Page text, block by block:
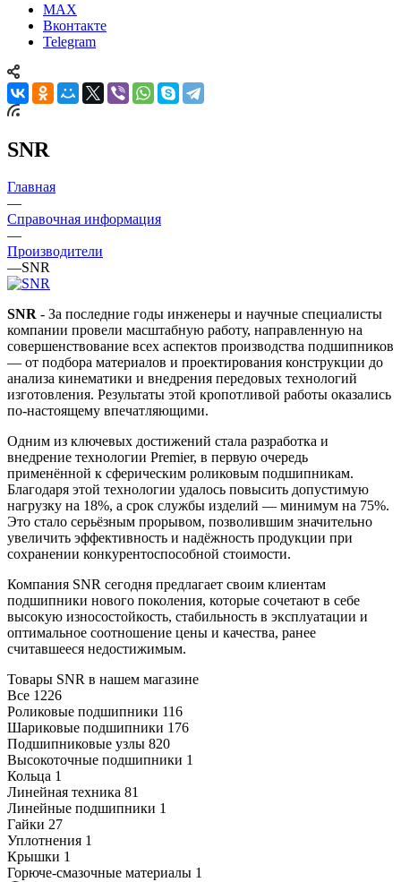
MAX
Вконтакте
Telegram
SNR
Главная
—
Справочная информация
—
Производители
—SNR
SNR - За последние годы инженеры и научные специалисты
компании провели масштабную работу, направленную на
совершенствование всех аспектов производства подшипников
— от подбора материалов и проектирования конструкции до
анализа кинематики и внедрения передовых технологий
изготовления. Результаты этой кропотливой работы оказались
по-настоящему впечатляющими.
Одним из ключевых достижений стала разработка и
внедрение технологии Premier, в первую очередь
применённой к сферическим роликовым подшипникам.
Благодаря этой технологии удалось повысить допустимую
нагрузку на 18%, а срок службы изделий — минимум на 75%.
Это стало серьёзным прорывом, позволившим значительно
увеличить эффективность и надёжность продукции при
сохранении конкурентоспособной стоимости.
Компания SNR сегодня предлагает своим клиентам
подшипники нового поколения, которые сочетают в себе
высокую износостойкость, стабильность в эксплуатации и
оптимальное соотношение цены и качества, ранее
считавшееся недостижимым.
Товары SNR в нашем магазине
Все 1226
Роликовые подшипники 116
Шариковые подшипники 176
Подшипниковые узлы 820
Высокоточные подшипники 1
Кольца 1
Линейная техника 81
Линейные подшипники 1
Гайки 27
Уплотнения 1
Крышки 1
Горюче-смазочные материалы 1